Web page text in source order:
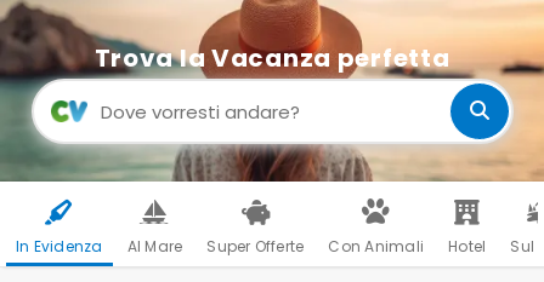
Trova la Vacanza perfetta
In Evidenza Al Mare Super Offerte Con Animali Hotel Sul